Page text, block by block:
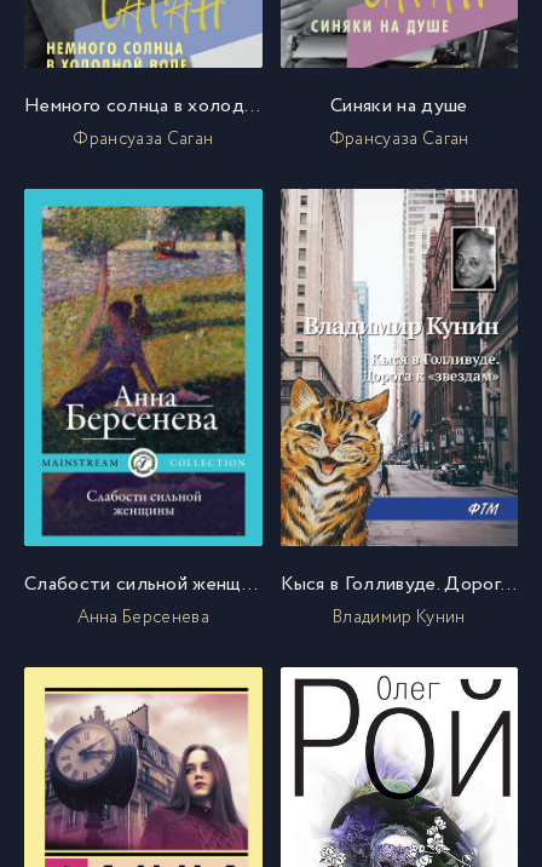
Немного солнца в холодной воде
Франсуаза Саган
Синяки на душе
Франсуаза Саган
Слабости сильной женщины
Анна Берсенева
Кыся в Голливуде. Дорога к «звездам»
Владимир Кунин